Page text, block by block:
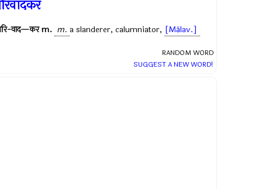
वाद—करm. m. a slanderer, calumniator, [Mālav.]
RANDOM WORD
SUGGEST A NEW WORD!